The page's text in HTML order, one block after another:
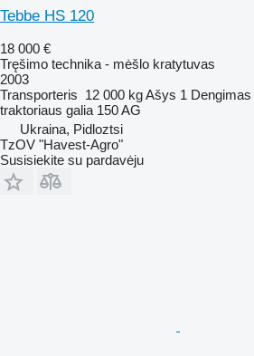
Tebbe HS 120
18 000 €
Tręšimo technika - mėšlo kratytuvas
2003
Transporteris 12 000 kgAšys 1 Dengimas
traktoriaus galia 150 AG
Ukraina, Pidloztsi
TzOV "Havest-Agro"
Susisiekite su pardavėju